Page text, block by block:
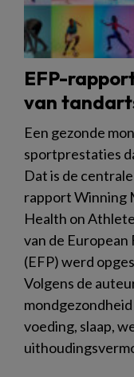
EFP-
van
Een gezonde
sportprestaties
Dat is de
rapport Winning
Health on
van de
(EFP) werd
Volgens de
voeding, slaap,